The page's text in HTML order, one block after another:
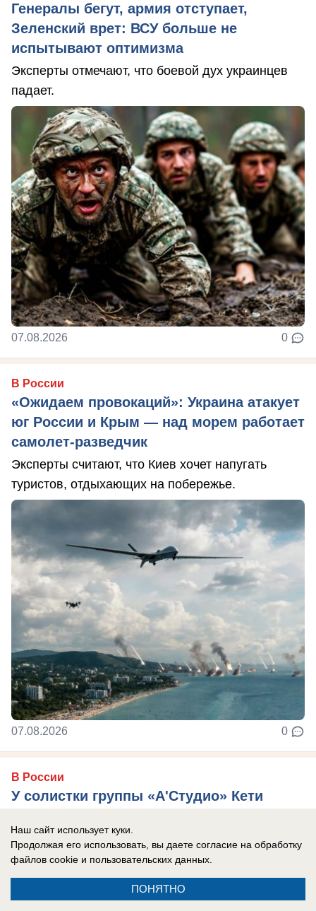
Генералы бегут, армия отступает,
Зеленский врет: ВСУ больше не
испытывают оптимизма
Эксперты отмечают, что боевой дух украинцев
падает.
07.08.2026 0
В России
«Ожидаем провокаций»: Украина атакует
юг России и Крым — над морем работает
самолет-разведчик
Эксперты считают, что Киев хочет напугать
туристов, отдыхающих на побережье.
07.08.2026 0
В России
У солистки группы «А'Студио» Кети
на полмиллиарда рублей
В активе певицы — столичная квартира,
подмосковный особняк и апартаменты в ОАЭ.
Наш сайт использует куки.
Продолжая его использовать, вы даете согласие на обработку
файлов cookie и пользовательских данных.
ПОНЯТНО